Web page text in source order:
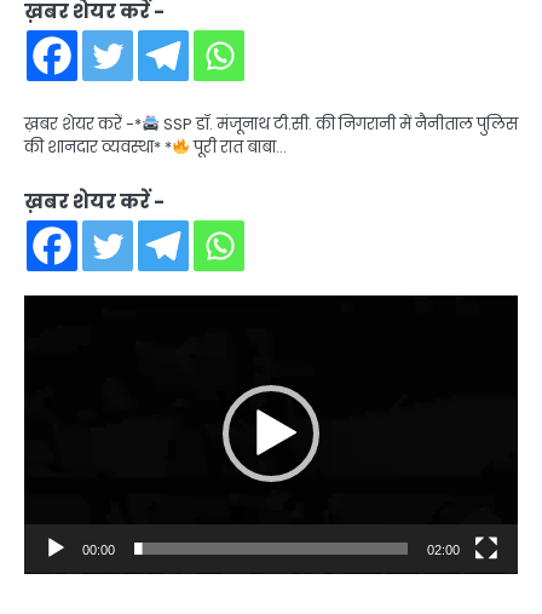
ख़बर शेयर करें -
ख़बर शेयर करें -*
SSP डॉ. मंजूनाथ टी.सी. की निगरानी में नैनीताल पुलिस
की शानदार व्यवस्था* *
पूरी रात बाबा…
ख़बर शेयर करें -
00:00 02:00